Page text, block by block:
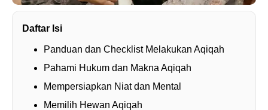
Daftar Isi
Panduan dan Checklist Melakukan Aqiqah
Pahami Hukum dan Makna Aqiqah
Mempersiapkan Niat dan Mental
Memilih Hewan Aqiqah